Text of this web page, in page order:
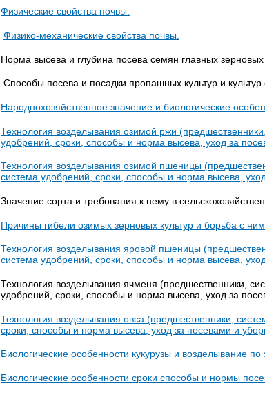
Физические свойства почвы.
Физико-механические свойства почвы.
Норма высева и глубина посева семян главных
Способы посева и посадки пропашных культур и
Народнохозяйственное значение и биологические
Технология возделывания озимой ржи
удобрений, сроки, способы и норма высева, уход за
Технология возделывания озимой пшеницы
система удобрений, сроки, способы и норма высева,
Значение сорта и требования к нему в
Причины гибели озимых зерновых культур и борьба с
Технология возделывания яровой пшеницы
система удобрений, сроки, способы и норма высева,
Технология возделывания ячменя (предшественники,
удобрений, сроки, способы и норма высева, уход за
Технология возделывания овса (предшественники,
сроки, способы и норма высева, уход за посевами и
Биологические особенности кукурузы и возделывание по
Биологические особенности сроки способы и нормы